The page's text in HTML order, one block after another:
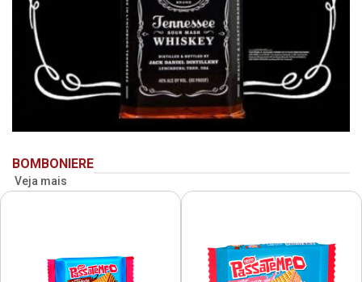
BOMBONIERE
Veja mais